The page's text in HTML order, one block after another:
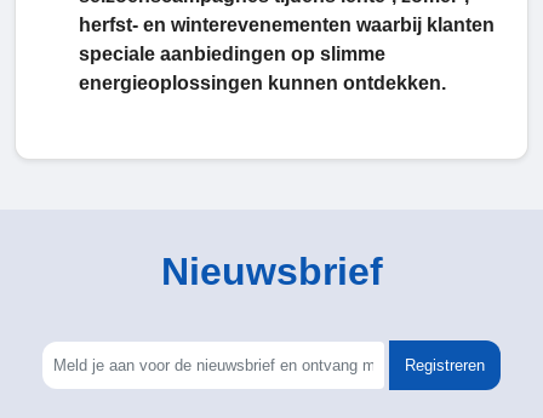
herfst- en winterevenementen waarbij klanten
speciale aanbiedingen op slimme
energieoplossingen kunnen ontdekken.
Nieuwsbrief
Registreren